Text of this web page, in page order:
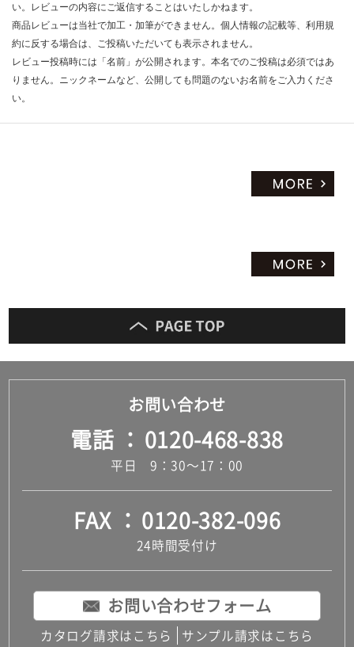
い。レビューの内容にご返信することはいたしかねます。
商品レビューは当社で加工・加筆ができません。個人情報の記載等、利用規
約に反する場合は、ご投稿いただいても表示されません。
レビュー投稿時には「名前」が公開されます。本名でのご投稿は必須ではあ
りません。ニックネームなど、公開しても問題のないお名前をご入力くださ
い。
お問い合わせ
電話 0120-468-838
平日 9：30～17：00
FAX 0120-382-096
24時間受付け
お問い合わせフォーム
カタログ請求はこちら サンプル請求はこちら